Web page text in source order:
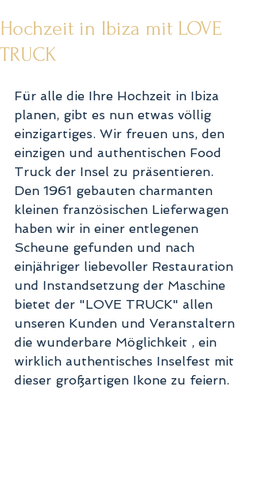
Hochzeit in Ibiza mit LOVE
TRUCK
Für alle die Ihre Hochzeit in Ibiza
planen, gibt es nun etwas völlig
einzigartiges. Wir freuen uns, den
einzigen und authentischen Food
Truck der Insel zu präsentieren.
Den 1961 gebauten charmanten
kleinen französischen Lieferwagen
haben wir in einer entlegenen
Scheune gefunden und nach
einjähriger liebevoller Restauration
und Instandsetzung der Maschine
bietet der "LOVE TRUCK" allen
unseren Kunden und Veranstaltern
die wunderbare Möglichkeit , ein
wirklich authentisches Inselfest mit
dieser großartigen Ikone zu feiern.